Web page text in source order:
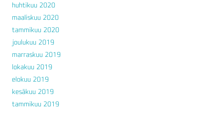
huhtikuu 2020
maaliskuu 2020
tammikuu 2020
joulukuu 2019
marraskuu 2019
lokakuu 2019
elokuu 2019
kesäkuu 2019
tammikuu 2019